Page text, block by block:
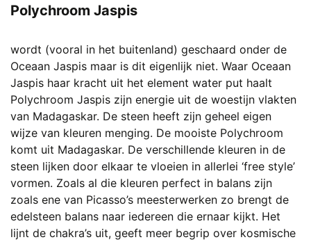
Polychroom Jaspis
wordt (vooral in het buitenland) geschaard onder de
Oceaan Jaspis maar is dit eigenlijk niet. Waar Oceaan
Jaspis haar kracht uit het element water put haalt
Polychroom Jaspis zijn energie uit de woestijn vlakten
van Madagaskar. De steen heeft zijn geheel eigen
wijze van kleuren menging. De mooiste Polychroom
komt uit Madagaskar. De verschillende kleuren in de
steen lijken door elkaar te vloeien in allerlei ‘free style’
vormen. Zoals al die kleuren perfect in balans zijn
zoals ene van Picasso’s meesterwerken zo brengt de
edelsteen balans naar iedereen die ernaar kijkt. Het
lijnt de chakra’s uit, geeft meer begrip over kosmische